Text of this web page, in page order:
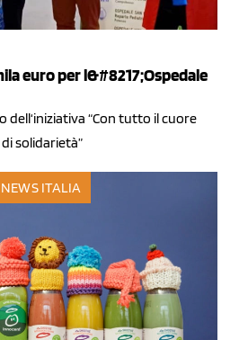
euro per l&#8217;Ospedale
dell‘iniziativa “Con tutto il cuore
solidarietà”
NEWS ITALIA